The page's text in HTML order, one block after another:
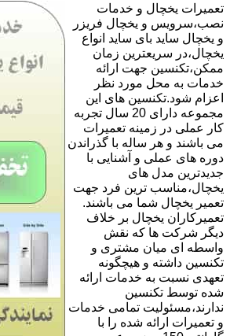
تعمیرات یخچال و خدمات
نصب،سرویس و یخچال فریزر
و یخچال ساید بای ساید انواع
یخچال،در سریعترین زمان
ممکن،تکنسین جهت ارائه
خدمات به محل مورد نظر
اعزام شود.تکنسین های این
مجموعه دارای 20 سال تجربه
کار عملی در زمینه تعمیرات
می باشند و هر ساله با گذراندن
دوره های عملی و آشنایی با
جدیدترین مدل های
یخچال،مناسب ترین فرد جهت
تعمیر یخچال شما می باشند.
تعمیرکاران یخچال بر خلاف
دیگر شرکت ها که نقش
واسطه ای میان مشتری و
تکنسین داشته و هیچگونه
تعهدی نسبت به خدمات ارائه
شده توسط تکنسین
ندارند،مسئولیت تمامی خدمات
و تعمیرات ارائه شده را با